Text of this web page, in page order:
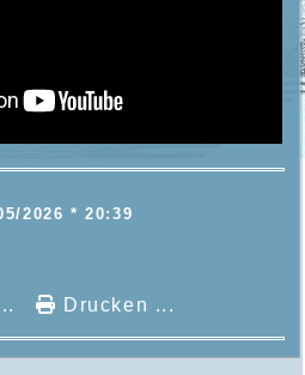
2026 * 20:39
Drucken ...